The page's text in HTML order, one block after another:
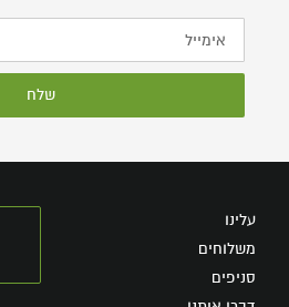
שלח
עלינו
משלוחים
סניפים